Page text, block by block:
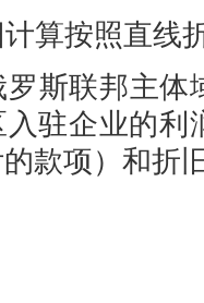
计算按照直线
罗斯联邦主体
驻企业的利
款项）和折